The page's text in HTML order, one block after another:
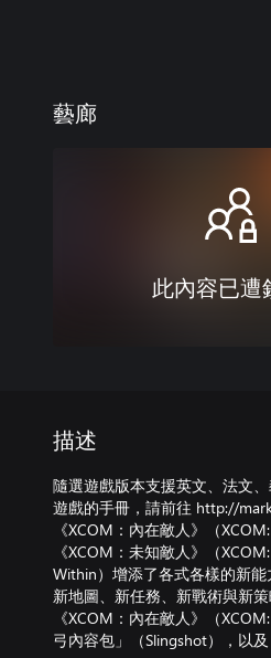
藝廊
此內容已遭
描述
隨選遊戲版本支援英文、法文
遊戲的手冊，請前往 http://
《XCOM：內在敵人》（
《XCOM：未知敵人》（
Within）增添了各式各樣的新
新地圖、新任務、新戰術與新
《XCOM：內在敵人》（
弓內容包」（Slingshot），以